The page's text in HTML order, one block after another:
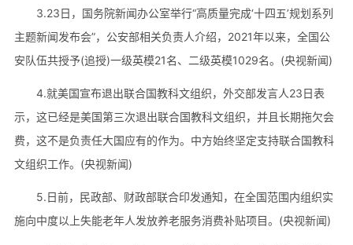
3.23日，国务院新闻办公室举行“高质量完成‘十四五’规划系列
主题新闻发布会”，公安部相关负责人介绍，2021年以来，全国公
安队伍共授予(追授)一级英模21名、二级英模1029名。(央视新闻)
4.就美国宣布退出联合国教科文组织，外交部发言人23日表
示，这已经是美国第三次退出联合国教科文组织，并且长期拖欠会
费，这不是负责任大国应有的作为。中方始终坚定支持联合国教科
文组织工作。(央视新闻)
5.日前，民政部、财政部联合印发通知，在全国范围内组织实
施向中度以上失能老年人发放养老服务消费补贴项目。(央视新闻)